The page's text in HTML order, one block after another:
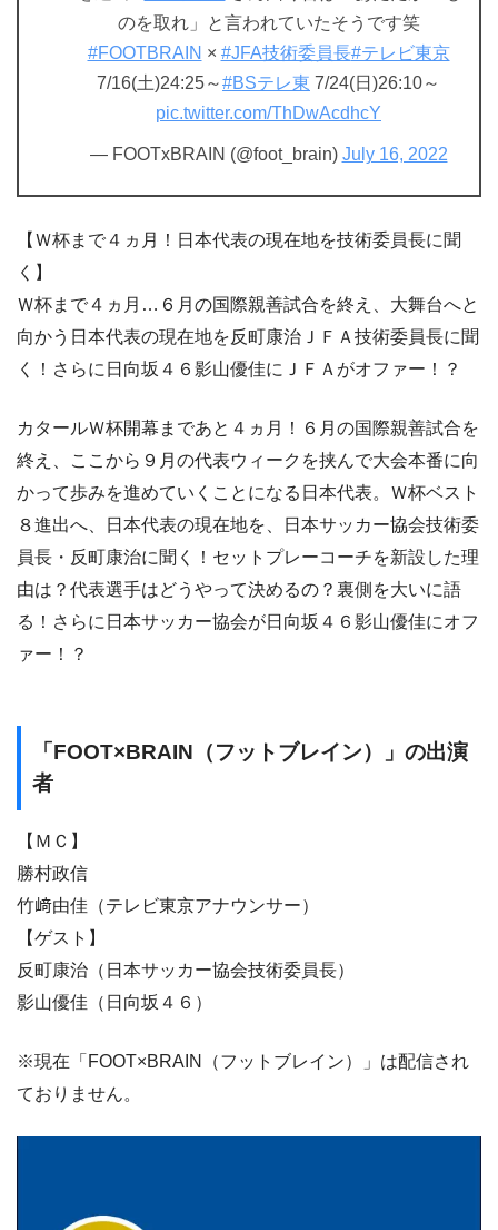
のを取れ」と言われていたそうです笑
#FOOTBRAIN × #JFA技術委員長#テレビ東京
7/16(土)24:25～#BSテレ東 7/24(日)26:10～
pic.twitter.com/ThDwAcdhcY
— FOOTxBRAIN (@foot_brain) July 16, 2022
【Ｗ杯まで４ヵ月！日本代表の現在地を技術委員長に聞
く】
Ｗ杯まで４ヵ月…６月の国際親善試合を終え、大舞台へと
向かう日本代表の現在地を反町康治ＪＦＡ技術委員長に聞
く！さらに日向坂４６影山優佳にＪＦＡがオファー！？
カタールＷ杯開幕まであと４ヵ月！６月の国際親善試合を
終え、ここから９月の代表ウィークを挟んで大会本番に向
かって歩みを進めていくことになる日本代表。Ｗ杯ベスト
８進出へ、日本代表の現在地を、日本サッカー協会技術委
員長・反町康治に聞く！セットプレーコーチを新設した理
由は？代表選手はどうやって決めるの？裏側を大いに語
る！さらに日本サッカー協会が日向坂４６影山優佳にオフ
ァー！？
「FOOT×BRAIN（フットブレイン）」の出演
者
【ＭＣ】
勝村政信
竹﨑由佳（テレビ東京アナウンサー）
【ゲスト】
反町康治（日本サッカー協会技術委員長）
影山優佳（日向坂４６）
※現在「FOOT×BRAIN（フットブレイン）」は配信され
ておりません。